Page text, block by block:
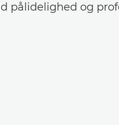
pålidelighed og